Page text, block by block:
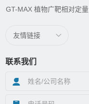
GT-MAX 植物广靶相对定量
友情链接
联系我们